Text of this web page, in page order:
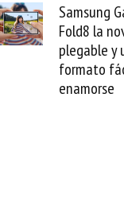
Samsung
Fold8 la
plegable y
formato
enamorse